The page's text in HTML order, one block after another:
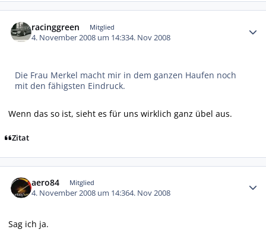
racinggreen Mitglied
4. November 2008 um 14:334. Nov 2008
Die Frau Merkel macht mir in dem ganzen Haufen noch
mit den fähigsten Eindruck.
Wenn das so ist, sieht es für uns wirklich ganz übel aus.
Zitat
aero84 Mitglied
4. November 2008 um 14:364. Nov 2008
Sag ich ja.